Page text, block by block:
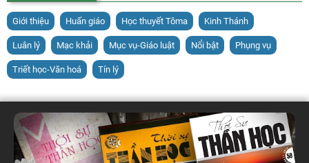
Giới thiệu Huấn giáo Học thuyết Tôma Kinh Thánh
Luân lý Mạc khải Mục vụ-Giáo luật Nổi bật Phụng vụ
Triết học-Văn hoá Tín lý